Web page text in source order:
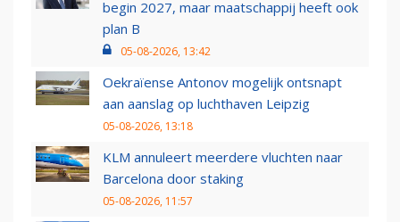
begin 2027, maar maatschappij heeft ook
plan B
05-08-2026, 13:42
Oekraïense Antonov mogelijk ontsnapt
aan aanslag op luchthaven Leipzig
05-08-2026, 13:18
KLM annuleert meerdere vluchten naar
Barcelona door staking
05-08-2026, 11:57